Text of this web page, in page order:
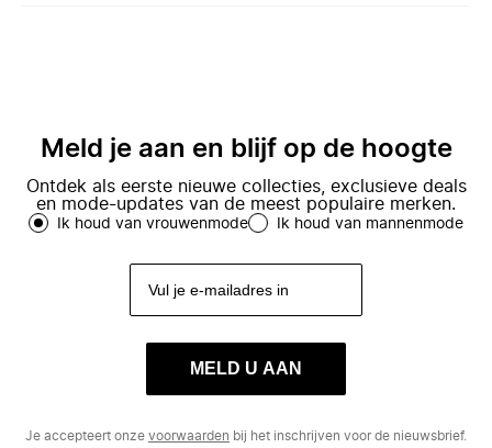
Meld je aan en blijf op de hoogte
Ontdek als eerste nieuwe collecties, exclusieve deals
en mode-updates van de meest populaire merken.
Ik houd van vrouwenmode Ik houd van mannenmode
MELD U AAN
Je accepteert onze voorwaarden bij het inschrijven voor de nieuwsbrief.